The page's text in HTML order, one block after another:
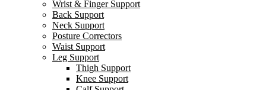
Wrist & Finger Support
Back Support
Neck Support
Posture Correctors
Waist Support
Leg Support
Thigh Support
Knee Support